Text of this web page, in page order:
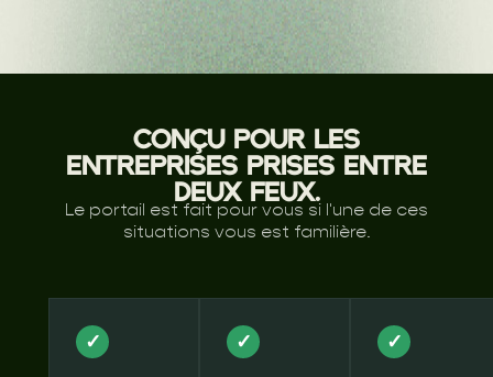
CONÇU POUR LES
ENTREPRISES PRISES ENTRE
DEUX FEUX.
Le portail est fait pour vous si l'une de ces
situations vous est familière.
✓ ✓ ✓